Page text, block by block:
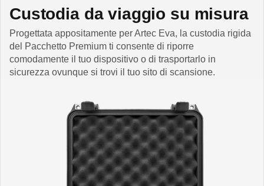
Custodia da viaggio su misura
Progettata appositamente per Artec Eva, la custodia rigida
del Pacchetto Premium ti consente di riporre
comodamente il tuo dispositivo o di trasportarlo in
sicurezza ovunque si trovi il tuo sito di scansione.